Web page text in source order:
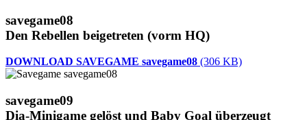
savegame08
Den Rebellen beigetreten (vorm HQ)
DOWNLOAD SAVEGAME savegame08 (306 KB)
savegame09
Dia-Minigame gelöst und Baby Goal überzeugt